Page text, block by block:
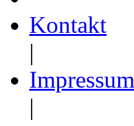
Kontakt
|
Impressum
|